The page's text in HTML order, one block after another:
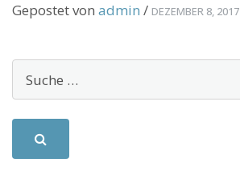
Gepostet von admin / DEZEMBER 8, 2017